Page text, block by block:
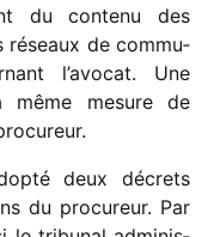
du contenu des
réseaux de commu­
l’avocat. Une
même mesure de
deux décrets
du procu­reur. Par